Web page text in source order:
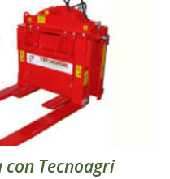
Tecnoagri